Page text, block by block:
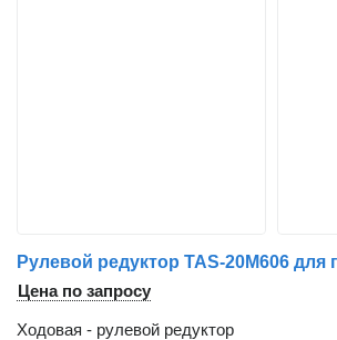
Цена по запросу
Ходовая - рулевой редуктор